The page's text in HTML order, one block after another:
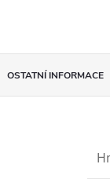
OSTATNÍ INFORMACE